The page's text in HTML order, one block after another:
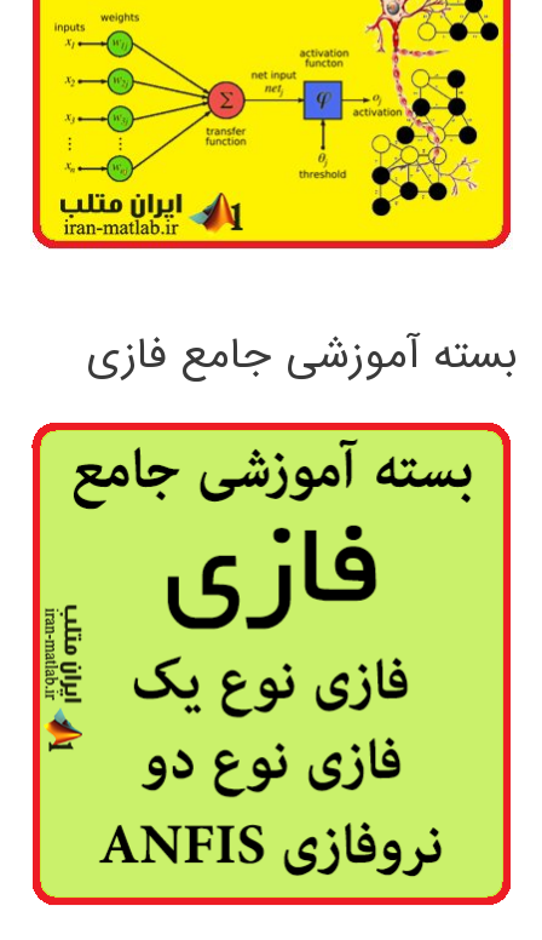
بسته آموزشی جامع فازی